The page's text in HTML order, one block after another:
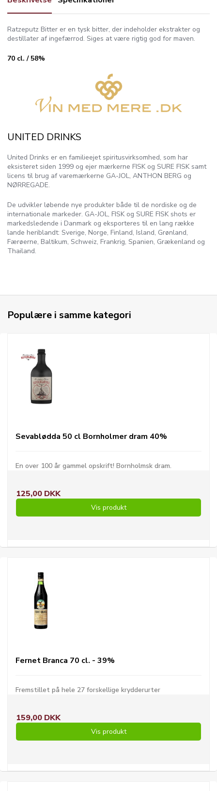
Ratzeputz Bitter er en tysk bitter, der indeholder ekstrakter og
destillater af ingefærrod. Siges at være rigtig god for maven.
70 cl. / 58%
UNITED DRINKS
United Drinks er en familieejet spiritusvirksomhed, som har
eksisteret siden 1999 og ejer mærkerne FISK og SURE FISK samt
licens til brug af varemærkerne GA-JOL, ANTHON BERG og
NØRREGADE.
De udvikler løbende nye produkter både til de nordiske og de
internationale markeder. GA-JOL, FISK og SURE FISK shots er
markedsledende i Danmark og eksporteres til en lang række
lande heriblandt: Sverige, Norge, Finland, Island, Grønland,
Færøerne, Baltikum, Schweiz, Frankrig, Spanien, Grækenland og
Thailand.
Populære i samme kategori
Sevablødda 50 cl Bornholmer dram 40%
En over 100 år gammel opskrift! Bornholmsk dram.
125,00 DKK
Vis produkt
Fernet Branca 70 cl. - 39%
Fremstillet på hele 27 forskellige krydderurter
159,00 DKK
Vis produkt